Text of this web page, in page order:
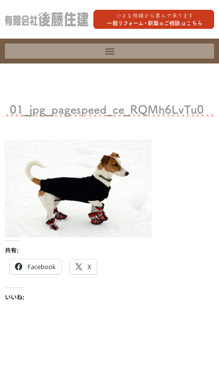
01_jpg_pagespeed_ce_RQMh6LvTu0
共有:
Facebook X
いいね: